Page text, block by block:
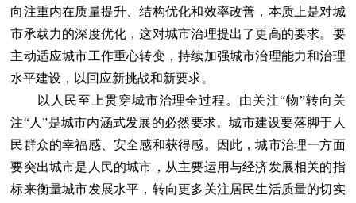
向注重内在质量提升、结构优化和效率改善，本质上是对城
市承载力的深度优化，这对城市治理提出了更高的要求。要
主动适应城市工作重心转变，持续加强城市治理能力和治理
水平建设，以回应新挑战和新要求。
以人民至上贯穿城市治理全过程。由关注“物”转向关
注“人”是城市内涵式发展的必然要求。城市建设要落脚于人
民群众的幸福感、安全感和获得感。因此，城市治理一方面
要突出城市是人民的城市，从主要运用与经济发展相关的指
标来衡量城市发展水平，转向更多关注居民生活质量的切实